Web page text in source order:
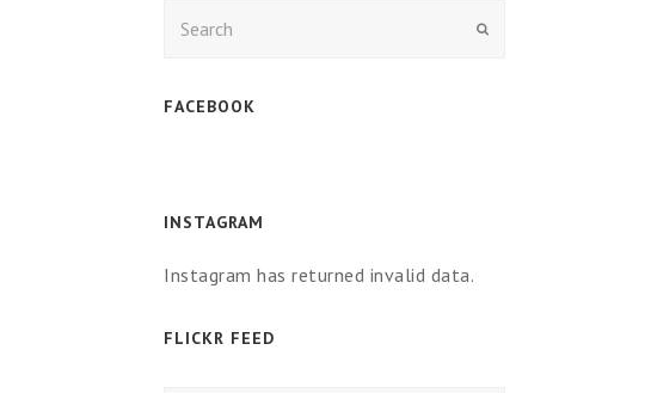
FACEBOOK
INSTAGRAM
Instagram has returned invalid data.
FLICKR FEED